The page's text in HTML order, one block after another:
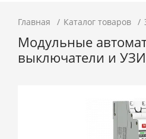
Главная Каталог товаров
Модульные
выключатели и